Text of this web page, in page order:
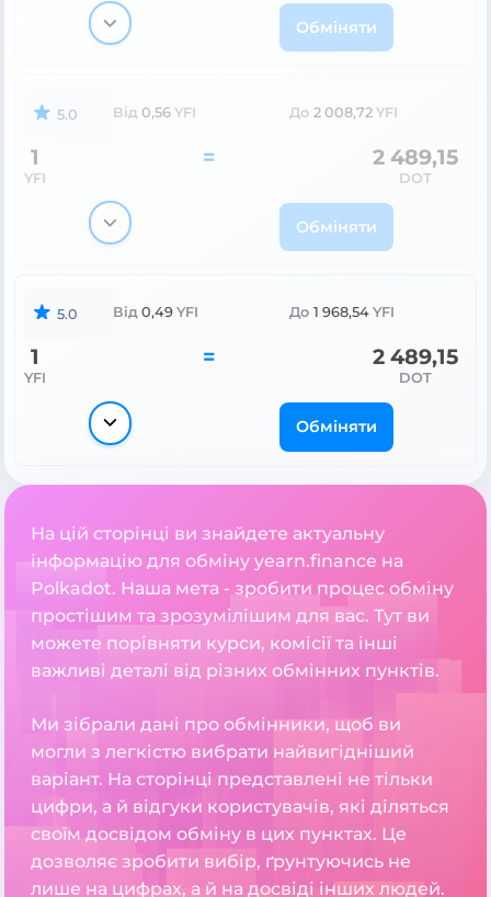
Обміняти
5.0 Від 0,56 YFI До 2 008,72 YFI
1
YFI
= 2 489,15
DOT
Обміняти
5.0 Від 0,49 YFI До 1 968,54 YFI
1
YFI
= 2 489,15
DOT
Обміняти
На цій сторінці ви знайдете актуальну
інформацію для обміну yearn.finance на
Polkadot. Наша мета - зробити процес обміну
простішим та зрозумілішим для вас. Тут ви
можете порівняти курси, комісії та інші
важливі деталі від різних обмінних пунктів.
Ми зібрали дані про обмінники, щоб ви
могли з легкістю вибрати найвигідніший
варіант. На сторінці представлені не тільки
цифри, а й відгуки користувачів, які діляться
своїм досвідом обміну в цих пунктах. Це
дозволяє зробити вибір, ґрунтуючись не
лише на цифрах, а й на досвіді інших людей.